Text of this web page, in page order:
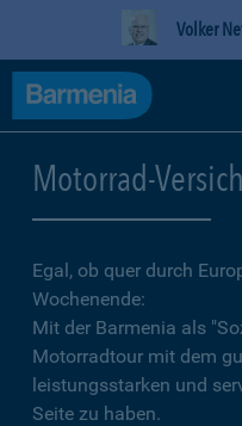
Volker
Motorrad-
Egal, ob quer durch
Wochenende:
Mit der Barmenia als
Motorradtour mit dem
leistungsstarken und
Seite zu haben.